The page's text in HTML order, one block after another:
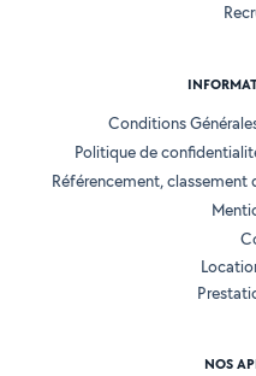
Conditions
Politique de
Référencement, classement
NOS